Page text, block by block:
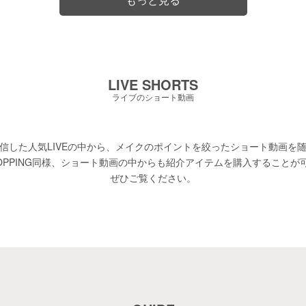
LIVE SHORTS
ライブのショート動画
した人気LIVEの中から、メイクのポイントを絞ったショート動画を
同様、ショート動画の中からも紹介アイテムを購入することが
ぜひご覧ください。